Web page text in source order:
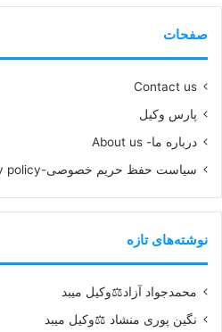
صفحات
Contact us
پارس وکیل
درباره ما- About us
سیاست حفظ حریم خصوصی-privacy policy
نوشته‌های تازه
محمدجواد آزاد⚖️وکیل میبد
نگین پوری منشاد ⚖️وکیل میبد